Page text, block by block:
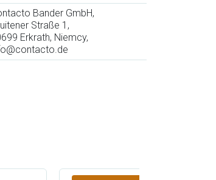
Bander GmbH,
Straße 1,
Erkrath, Niemcy,